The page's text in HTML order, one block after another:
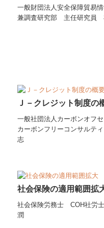
一般財団法人安全保障貿易
兼調査研究部 主任研究員
Ｊ－クレジット制度の
一般社団法人カーボンオフ
カーボンフリーコンサル
志
社会保険の適用範囲拡
社会保険労務士 COH社労
潤